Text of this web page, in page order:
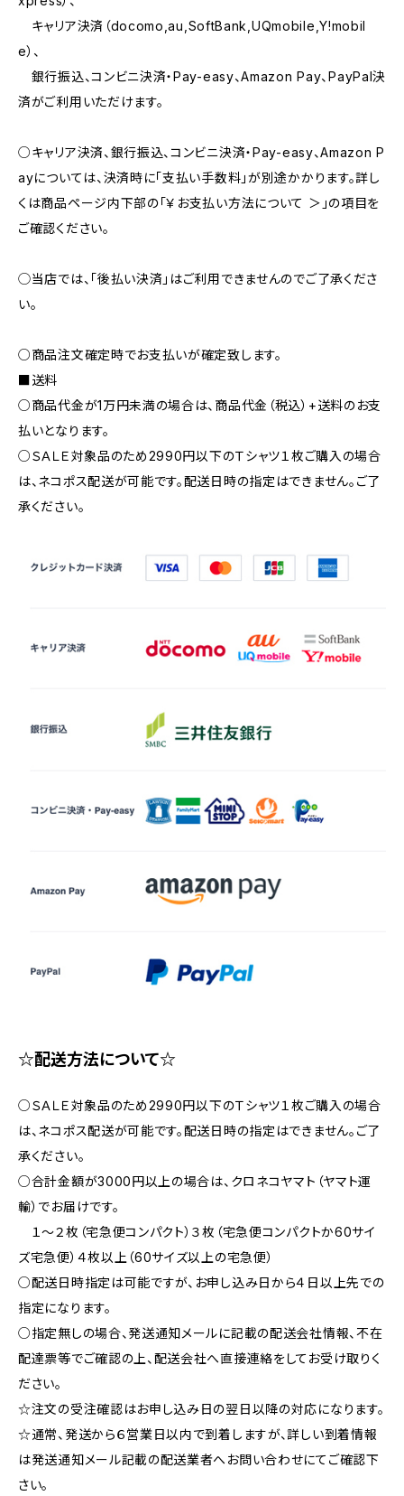
キャリア決済（docomo,au,SoftBank,UQmobile,Y!mobil
e）、
銀行振込、コンビニ決済・Pay-easy、Amazon Pay、PayPal決
済がご利用いただけます。
○キャリア決済、銀行振込、コンビニ決済・Pay-easy、Amazon P
ayについては、決済時に「支払い手数料」が別途かかります。詳し
くは商品ページ内下部の「￥お支払い方法について ＞」の項目を
ご確認ください。
◯当店では、｢後払い決済｣はご利用できませんのでご了承くださ
い。
○商品注文確定時でお支払いが確定致します。
■送料
○商品代金が1万円未満の場合は、商品代金（税込）+送料のお支
払いとなります。
○ＳＡＬＥ対象品のため2990円以下のＴシャツ１枚ご購入の場合
は、ネコポス配送が可能です。配送日時の指定はできません。ご了
承ください。
☆配送方法について☆
○ＳＡＬＥ対象品のため2990円以下のＴシャツ１枚ご購入の場合
は、ネコポス配送が可能です。配送日時の指定はできません。ご了
承ください。
○合計金額が3000円以上の場合は、クロネコヤマト（ヤマト運
輸）でお届けです。
１〜２枚（宅急便コンパクト）３枚（宅急便コンパクトか60サイ
ズ宅急便）４枚以上（60サイズ以上の宅急便）
○配送日時指定は可能ですが、お申し込み日から４日以上先での
指定になります。
○指定無しの場合、発送通知メールに記載の配送会社情報、不在
配達票等でご確認の上、配送会社へ直接連絡をしてお受け取りく
ださい。
☆注文の受注確認はお申し込み日の翌日以降の対応になります。
☆通常、発送から６営業日以内で到着しますが、詳しい到着情報
は発送通知メール記載の配送業者へお問い合わせにてご確認下
さい。